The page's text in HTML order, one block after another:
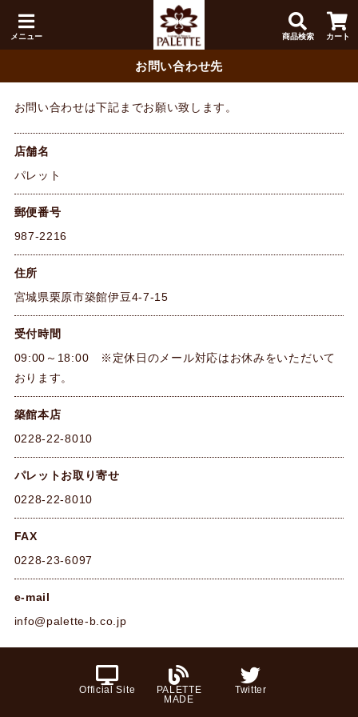
メニュー 商品検索 カート
お問い合わせ先
お問い合わせは下記までお願い致します。
店舗名
パレット
郵便番号
987-2216
住所
宮城県栗原市築館伊豆4-7-15
受付時間
09:00～18:00 ※定休日のメール対応はお休みをいただいて
おります。
築館本店
0228-22-8010
パレットお取り寄せ
0228-22-8010
FAX
0228-23-6097
e-mail
info@palette-b.co.jp
Official Site
PALETTE
MADE
Twitter